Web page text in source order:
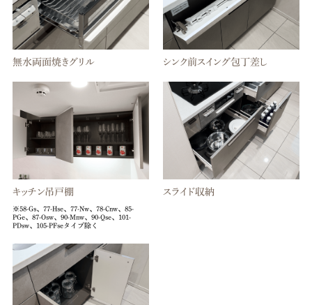
無水両面焼きグリル シンク前スイング包丁差し
キッチン吊戸棚
※58-Gs、77-Hse、77-Nw、78-Cnw、85-
PGe、87-Osw、90-Mnw、90-Qse、101-
PDsw、105-PFseタイプ除く
スライド収納